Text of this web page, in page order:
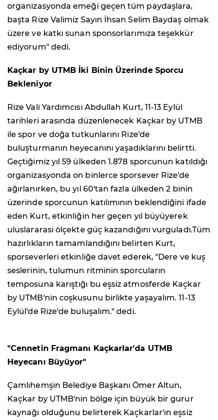
organizasyonda emeği geçen tüm paydaşlara,
başta Rize Valimiz Sayın İhsan Selim Baydaş olmak
üzere ve katkı sunan sponsorlarımıza teşekkür
ediyorum" dedi.
Kaçkar by UTMB İki Binin Üzerinde Sporcu
Bekleniyor
Rize Vali Yardımcısı Abdullah Kurt, 11-13 Eylül
tarihleri arasında düzenlenecek Kaçkar by UTMB
ile spor ve doğa tutkunlarını Rize'de
buluşturmanın heyecanını yaşadıklarını belirtti.
Geçtiğimiz yıl 59 ülkeden 1.878 sporcunun katıldığı
organizasyonda on binlerce sporsever Rize'de
ağırlanırken, bu yıl 60'tan fazla ülkeden 2 binin
üzerinde sporcunun katılımının beklendiğini ifade
eden Kurt, etkinliğin her geçen yıl büyüyerek
uluslararası ölçekte güç kazandığını vurguladı.Tüm
hazırlıkların tamamlandığını belirten Kurt,
sporseverleri etkinliğe davet ederek, "Dere ve kuş
seslerinin, tulumun ritminin sporcuların
temposuna karıştığı bu eşsiz atmosferde Kaçkar
by UTMB'nin coşkusunu birlikte yaşayalım. 11-13
Eylül'de Rize'de buluşalım." dedi.
"Cennetin Fragmanı Kaçkarlar'da UTMB
Heyecanı Büyüyor"
Çamlıhemşin Belediye Başkanı Ömer Altun,
Kaçkar by UTMB'nin bölge için büyük bir gurur
kaynağı olduğunu belirterek Kaçkarlar'ın eşsiz